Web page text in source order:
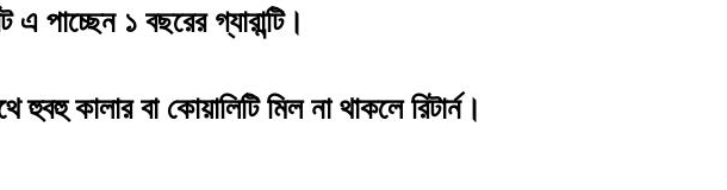
এ পাচ্ছেন ১ বছরের গ্যারান্টি।
হুবহু কালার বা কোয়ালিটি মিল না থাকলে রিটার্ন।